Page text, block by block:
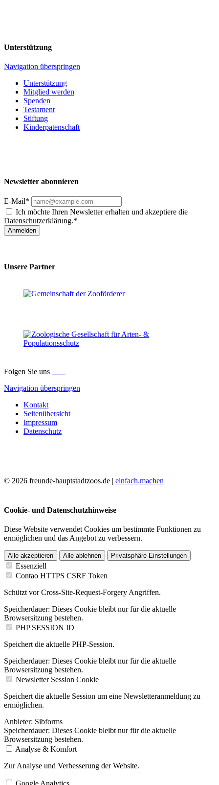
Unterstützung
Navigation überspringen
Unterstützung
Mitglied werden
Spenden
Testament
Stiftung
Kinderpatenschaft
Newsletter abonnieren
E-Mail*
Ich möchte Ihren Newsletter erhalten und akzeptiere die
Datenschutzerklärung.*
Anmelden
Unsere Partner
Folgen Sie uns
Navigation überspringen
Kontakt
Seitenübersicht
Impressum
Datenschutz
© 2026 freunde-hauptstadtzoos.de | einfach.machen
Cookie- und Datenschutzhinweise
Diese Website verwendet Cookies um bestimmte Funktionen zu
ermöglichen und das Angebot zu verbessern.
Alle akzeptieren Alle ablehnen Privatsphäre-Einstellungen
Essenziell
Contao HTTPS CSRF Token
Schützt vor Cross-Site-Request-Forgery Angriffen.
Speicherdauer: Dieses Cookie bleibt nur für die aktuelle
Browsersitzung bestehen.
PHP SESSION ID
Speichert die aktuelle PHP-Session.
Speicherdauer: Dieses Cookie bleibt nur für die aktuelle
Browsersitzung bestehen.
Newsletter Session Cookie
Speichert die aktuelle Session um eine Newsletteranmeldung zu
ermöglichen.
Anbieter: Sibforms
Speicherdauer: Dieses Cookie bleibt nur für die aktuelle
Browsersitzung bestehen.
Analyse & Komfort
Zur Analyse und Verbesserung der Website.
Google Analytics